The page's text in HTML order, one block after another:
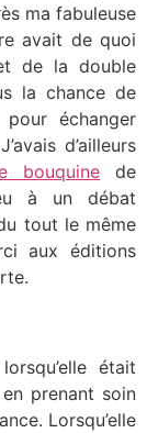
ma fabuleuse
avait de quoi
de la double
la chance de
pour échanger
d’ailleurs
bouquine de
à un débat
tout le même
aux éditions
était
prenant soin
Lorsqu’elle